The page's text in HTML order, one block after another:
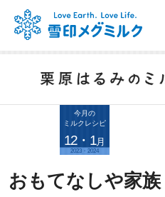
今月の
ミルクレシピ
12・1月
2023・2024
おもてなしや家族